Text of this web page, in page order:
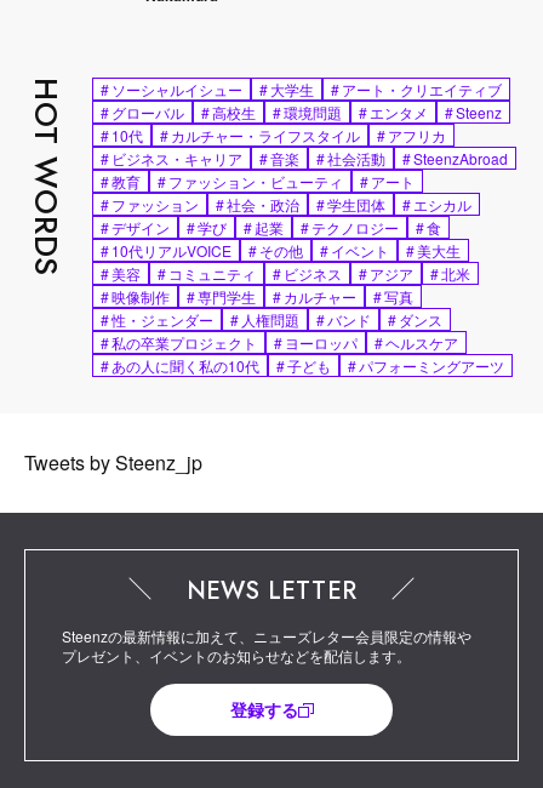
HOT WORDS #ソーシャルイシュー #大学生 #アート・クリエイティブ
#グローバル #高校生 #環境問題 #エンタメ #Steenz
#10代 #カルチャー・ライフスタイル #アフリカ
# ビジネス・キャリア #音楽 #社会活動 #SteenzAbroad
#教育 #ファッション・ビューティ #アート
#ファッション #社会・政治 #学生団体 #エシカル
#デザイン #学び #起業 #テクノロジー #食
#10代リアルVOICE #その他 #イベント #美大生
#美容 #コミュニティ # ビジネス #アジア #北米
#映像制作 #専門学生 #カルチャー #写真
#性・ジェンダー # 人権問題 #バンド #ダンス
#私の卒業プロジェクト #ヨーロッパ #ヘルスケア
#あの人に聞く私の10代 #子ども #パフォーミングアーツ
Tweets by Steenz_jp
NEWS LETTER
Steenzの最新情報に加えて、ニューズレター会員限定の情報や
プレゼント、イベントのお知らせなどを配信します。
登録する